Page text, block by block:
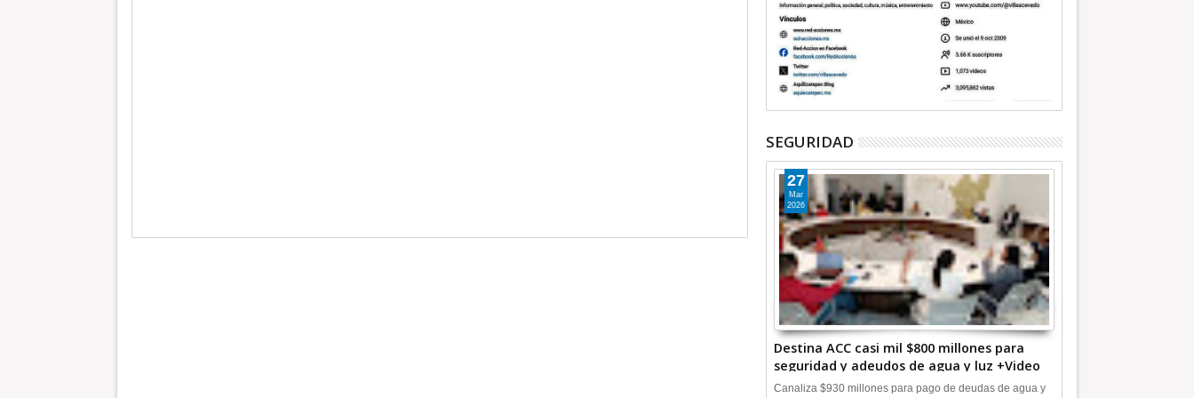
SEGURIDAD
Destina ACC casi mil $800 millones para
seguridad y adeudos de agua y luz +Video
27
Mar
2026
Canaliza $930 millones para pago de deudas de agua y